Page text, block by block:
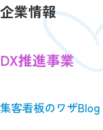
企業情報
DX推進事業
集客看板のワザBlog
【大垣市
交通量常
西』交差